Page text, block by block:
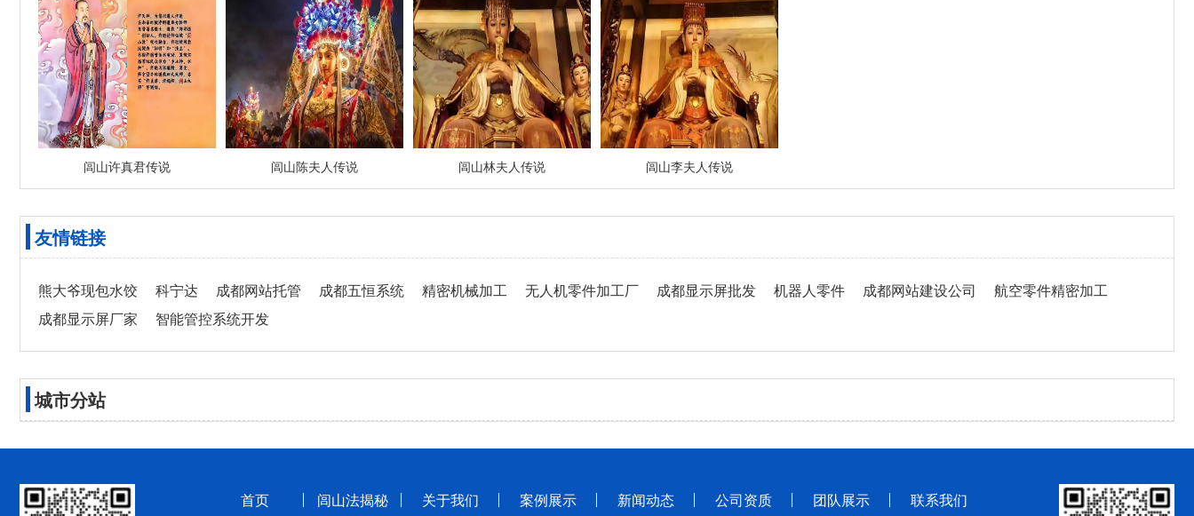
闾山许真君传说 闾山陈夫人传说 闾山林夫人传说 闾山李夫人传说
友情链接
熊大爷现包水饺 科宁达 成都网站托管 成都五恒系统 精密机械加工 无人机零件加工厂 成都显示屏批发 机器人零件 成都网站建设公司
航空零件精密加工
成都显示屏厂家
智能管控系统开发
城市分站
首页 闾山法揭秘 关于我们 案例展示 新闻动态 公司资质 团队展示 联系我们